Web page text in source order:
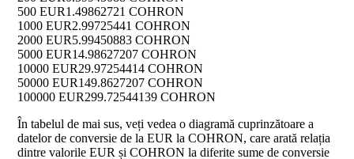
500 EUR1.49862721 COHRON
1000 EUR2.99725441 COHRON
2000 EUR5.99450883 COHRON
5000 EUR14.98627207 COHRON
10000 EUR29.97254414 COHRON
50000 EUR149.8627207 COHRON
100000 EUR299.72544139 COHRON
În tabelul de mai sus, veți vedea o diagramă cuprinzătoare a
datelor de conversie de la EUR la COHRON, care arată relația
dintre valorile EUR și COHRON la diferite sume de conversie